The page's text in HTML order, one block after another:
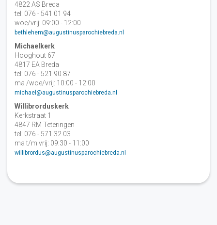
4822 AS Breda
tel: 076 - 541 01 94
woe/vrij: 09:00 - 12:00
bethlehem@augustinusparochiebreda.nl
Michaelkerk
Hooghout 67
4817 EA Breda
tel: 076 - 521 90 87
ma /woe/vrij: 10:00 - 12:00
michael@augustinusparochiebreda.nl
Willibrorduskerk
Kerkstraat 1
4847 RM Teteringen
tel: 076 - 571 32 03
ma t/m vrij: 09:30 - 11:00
willibrordus@augustinusparochiebreda.nl